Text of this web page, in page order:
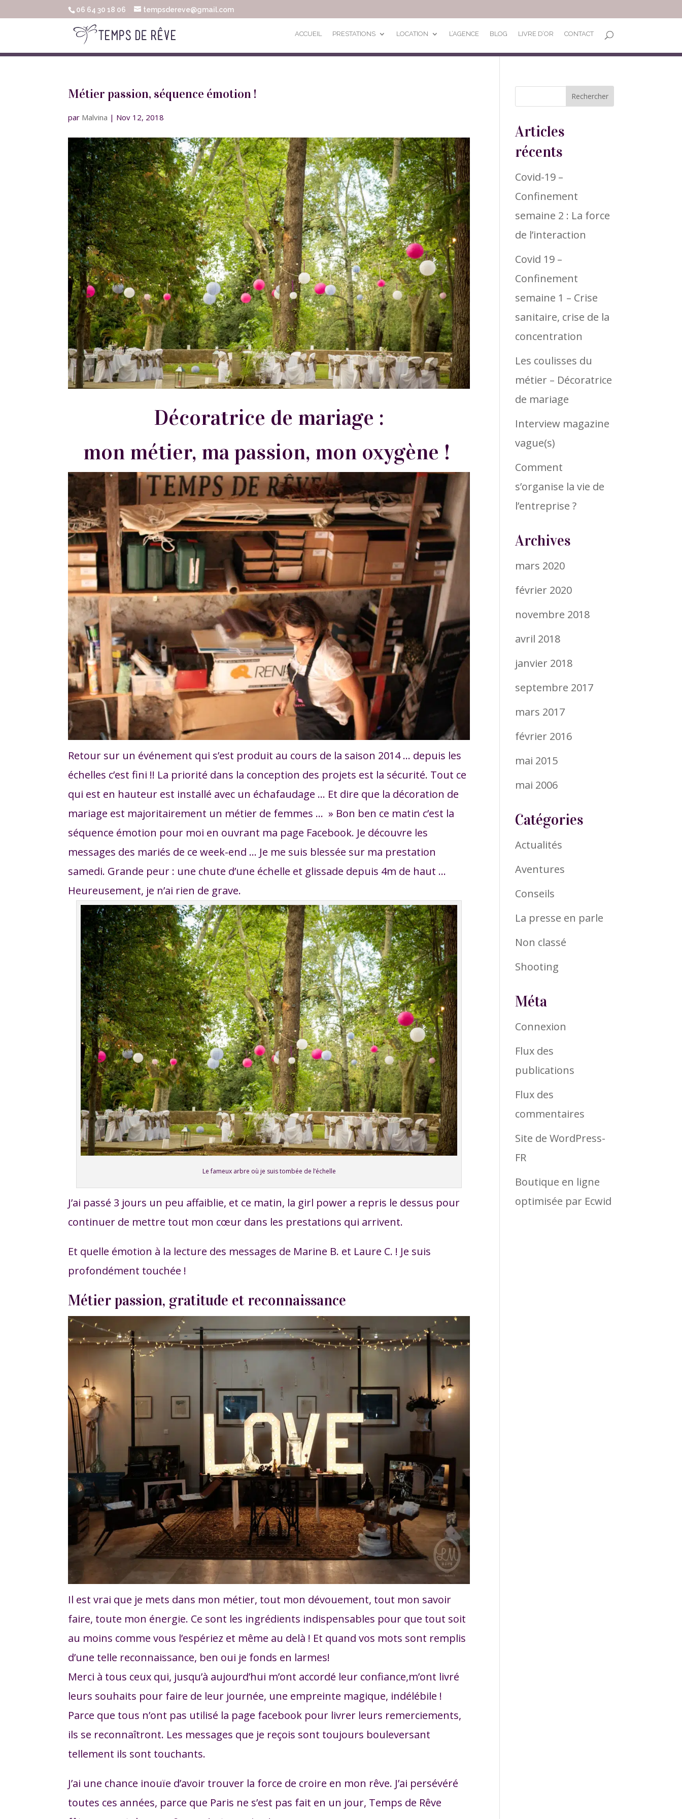
06 64 30 18 06 tempsdereve@gmail.com
ACCUEIL PRESTATIONS LOCATION L’AGENCE BLOG LIVRE D’OR CONTACT
Métier passion, séquence émotion !
par Malvina | Nov 12, 2018
Décoratrice de mariage :
mon métier, ma passion, mon oxygène !
Retour sur un événement qui s’est produit au cours de la saison 2014 … depuis les
échelles c’est fini !! La priorité dans la conception des projets est la sécurité. Tout ce
qui est en hauteur est installé avec un échafaudage … Et dire que la décoration de
mariage est majoritairement un métier de femmes … » Bon ben ce matin c’est la
séquence émotion pour moi en ouvrant ma page Facebook. Je découvre les
messages des mariés de ce week-end … Je me suis blessée sur ma prestation
samedi. Grande peur : une chute d’une échelle et glissade depuis 4m de haut …
Heureusement, je n’ai rien de grave.
Le fameux arbre où je suis tombée de l’échelle
J’ai passé 3 jours un peu affaiblie, et ce matin, la girl power a repris le dessus pour
continuer de mettre tout mon cœur dans les prestations qui arrivent.
Et quelle émotion à la lecture des messages de Marine B. et Laure C. ! Je suis
profondément touchée !
Métier passion, gratitude et reconnaissance
Il est vrai que je mets dans mon métier, tout mon dévouement, tout mon savoir
faire, toute mon énergie. Ce sont les ingrédients indispensables pour que tout soit
au moins comme vous l’espériez et même au delà ! Et quand vos mots sont remplis
d’une telle reconnaissance, ben oui je fonds en larmes!
Merci à tous ceux qui, jusqu’à aujourd’hui m’ont accordé leur confiance,m’ont livré
leurs souhaits pour faire de leur journée, une empreinte magique, indélébile !
Parce que tous n’ont pas utilisé la page facebook pour livrer leurs remerciements,
ils se reconnaîtront. Les messages que je reçois sont toujours bouleversant
tellement ils sont touchants.
J’ai une chance inouïe d’avoir trouver la force de croire en mon rêve. J’ai persévéré
toutes ces années, parce que Paris ne s’est pas fait en un jour, Temps de Rêve
Articles
récents
Covid-19 –
Confinement
semaine 2 : La force
de l’interaction
Covid 19 –
Confinement
semaine 1 – Crise
sanitaire, crise de la
concentration
Les coulisses du
métier – Décoratrice
de mariage
Interview magazine
vague(s)
Comment
s’organise la vie de
l’entreprise ?
Archives
mars 2020
février 2020
novembre 2018
avril 2018
janvier 2018
septembre 2017
mars 2017
février 2016
mai 2015
mai 2006
Catégories
Actualités
Aventures
Conseils
La presse en parle
Non classé
Shooting
Méta
Connexion
Flux des
publications
Flux des
commentaires
Site de WordPress-
FR
Boutique en ligne
optimisée par Ecwid